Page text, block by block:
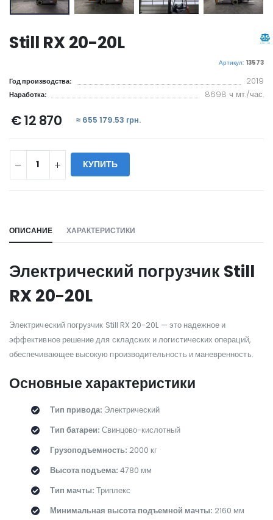
Still RX 20-20L
Артикул: 13573
Год производства: 2019
Наработка: 8698 ч мт./час.
€ 12 870 ≈ 655 179.53 грн.
КУПИТЬ
ОПИСАНИЕ ХАРАКТЕРИСТИКИ
Электрический погрузчик Still
RX 20-20L
Электрический погрузчик Still RX 20-20L — это надежное и
эффективное решение для складских и логистических операций,
обеспечивающее высокую производительность и маневренность.
Основные характеристики
Тип привода: Электрический
Тип батареи: Свинцово-кислотный
Грузоподъемность: 2000 кг
Высота подъема: 4780 мм
Тип мачты: Триплекс
Минимальная высота подъемной мачты: 2160 мм